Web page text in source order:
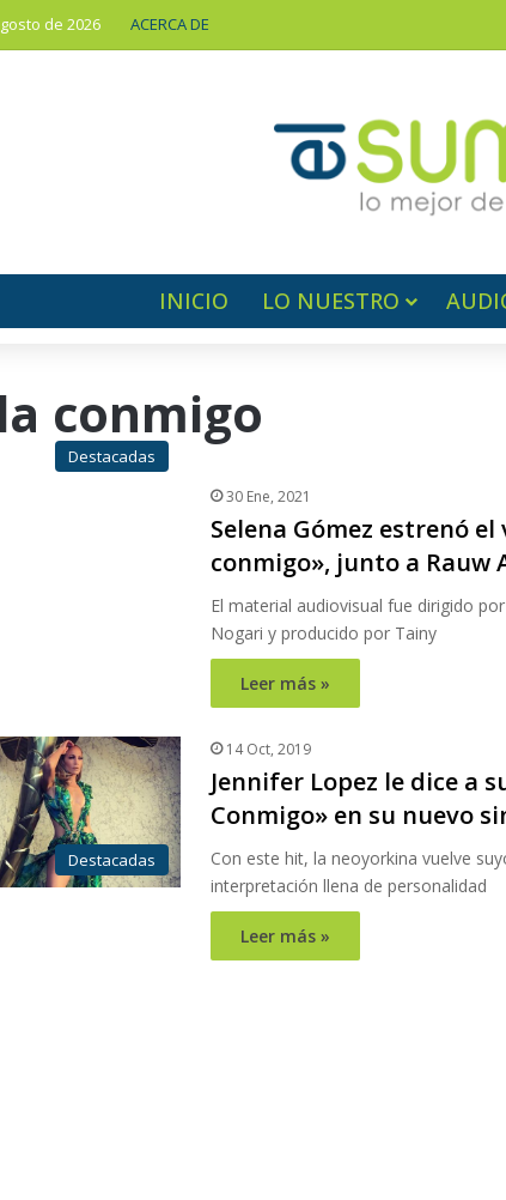
de 2026 ACERCA DE
INICIO LO NUESTRO
conmigo
Destacadas
30 Ene, 2021
Selena Gómez estrenó
conmigo», junto a Rauw
El material audiovisual fue dirigido
Nogari y producido por Tainy
Leer más »
Destacadas
14 Oct, 2019
Jennifer Lopez le dice a
Conmigo» en su nuevo
Con este hit, la neoyorkina vuelve
interpretación llena de personalidad
Leer más »